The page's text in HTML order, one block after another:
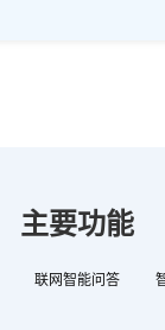
主要功能
联网智能问答